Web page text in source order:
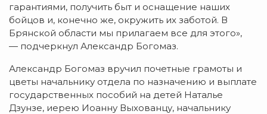
гарантиями, получить быт и оснащение наших
бойцов и, конечно же, окружить их заботой. В
Брянской области мы прилагаем все для этого»,
— подчеркнул Александр Богомаз.
Александр Богомаз вручил почетные грамоты и
цветы начальнику отдела по назначению и выплате
государственных пособий на детей Наталье
Дзунзе, иерею Иоанну Выхованцу, начальнику